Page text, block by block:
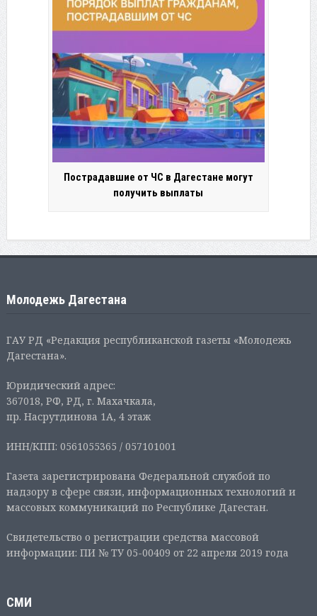
Пострадавшие от ЧС в Дагестане могут
получить выплаты
Молодежь Дагестана
ГАУ РД «Редакция республиканской газеты «Молодежь
Дагестана».
Юридический адрес:
367018, РФ, РД, г. Махачкала,
пр. Насрутдинова 1А, 4 этаж
ИНН/КПП: 0561055365 / 057101001
Газета зарегистрирована Федеральной службой по
надзору в сфере связи, информационных технологий и
массовых коммуникаций по Республике Дагестан.
Свидетельство о регистрации средства массовой
информации: ПИ № ТУ 05-00409 от 22 апреля 2019 года
СМИ